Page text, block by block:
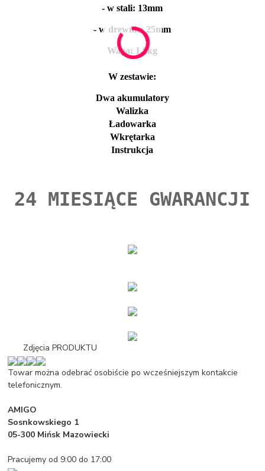
- w stali: 13mm
- w drewnie: 25mm
Waga: 1,8kg
W zestawie:
Dwa akumulatory
Walizka
Ładowarka
Wkrętarka
Instrukcja
24 MIESIĄCE GWARANCJI
Zdjęcia PRODUKTU
Towar można odebrać osobiście po wcześniejszym kontakcie
telefonicznym.
AMIGO
Sosnkowskiego 1
05-300 Mińsk Mazowiecki
Pracujemy od 9:00 do 17:00